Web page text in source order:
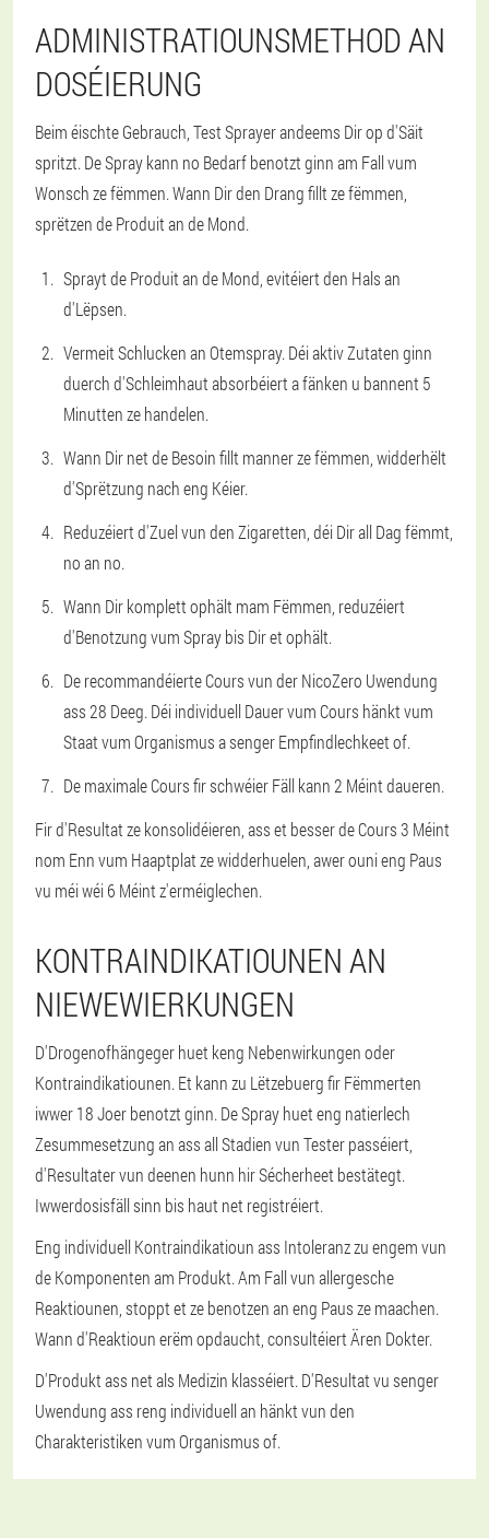
ADMINISTRATIOUNSMETHOD AN
DOSÉIERUNG
Beim éischte Gebrauch, Test Sprayer andeems Dir op d'Säit
spritzt. De Spray kann no Bedarf benotzt ginn am Fall vum
Wonsch ze fëmmen. Wann Dir den Drang fillt ze fëmmen,
sprëtzen de Produit an de Mond.
Sprayt de Produit an de Mond, evitéiert den Hals an
d'Lëpsen.
Vermeit Schlucken an Otemspray. Déi aktiv Zutaten ginn
duerch d'Schleimhaut absorbéiert a fänken u bannent 5
Minutten ze handelen.
Wann Dir net de Besoin fillt manner ze fëmmen, widderhëlt
d'Sprëtzung nach eng Kéier.
Reduzéiert d'Zuel vun den Zigaretten, déi Dir all Dag fëmmt,
no an no.
Wann Dir komplett ophält mam Fëmmen, reduzéiert
d'Benotzung vum Spray bis Dir et ophält.
De recommandéierte Cours vun der NicoZero Uwendung
ass 28 Deeg. Déi individuell Dauer vum Cours hänkt vum
Staat vum Organismus a senger Empfindlechkeet of.
De maximale Cours fir schwéier Fäll kann 2 Méint daueren.
Fir d'Resultat ze konsolidéieren, ass et besser de Cours 3 Méint
nom Enn vum Haaptplat ze widderhuelen, awer ouni eng Paus
vu méi wéi 6 Méint z'erméiglechen.
KONTRAINDIKATIOUNEN AN
NIEWEWIERKUNGEN
D'Drogenofhängeger huet keng Nebenwirkungen oder
Kontraindikatiounen. Et kann zu Lëtzebuerg fir Fëmmerten
iwwer 18 Joer benotzt ginn. De Spray huet eng natierlech
Zesummesetzung an ass all Stadien vun Tester passéiert,
d'Resultater vun deenen hunn hir Sécherheet bestätegt.
Iwwerdosisfäll sinn bis haut net registréiert.
Eng individuell Kontraindikatioun ass Intoleranz zu engem vun
de Komponenten am Produkt. Am Fall vun allergesche
Reaktiounen, stoppt et ze benotzen an eng Paus ze maachen.
Wann d'Reaktioun erëm opdaucht, consultéiert Ären Dokter.
D'Produkt ass net als Medizin klasséiert. D'Resultat vu senger
Uwendung ass reng individuell an hänkt vun den
Charakteristiken vum Organismus of.